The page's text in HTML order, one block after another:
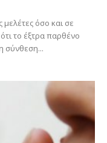
μελέτες όσο και σε
το έξτρα παρθένο
σύνθεση...